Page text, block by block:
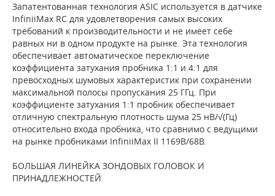
Запатентованная технология ASIC используется в датчике
InfiniiMax RC для удовлетворения самых высоких
требований к производительности и не имеет себе
равных ни в одном продукте на рынке. Эта технология
обеспечивает автоматическое переключение
коэффициента затухания пробника 1:1 и 4:1 для
превосходных шумовых характеристик при сохранении
максимальной полосы пропускания 25 ГГц. При
коэффициенте затухания 1:1 пробник обеспечивает
отличную спектральную плотность шума 25 нВ/√(Гц)
относительно входа пробника, что сравнимо с ведущими
на рынке пробниками InfiniiMax II 1169B/68B.
БОЛЬШАЯ ЛИНЕЙКА ЗОНДОВЫХ ГОЛОВОК И
ПРИНАДЛЕЖНОСТЕЙ